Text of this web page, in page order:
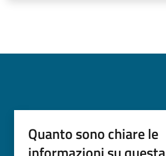
Quanto sono chiare le